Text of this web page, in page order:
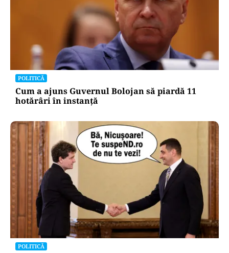
POLITICĂ
Cum a ajuns Guvernul Bolojan să piardă 11
hotărâri în instanță
POLITICĂ